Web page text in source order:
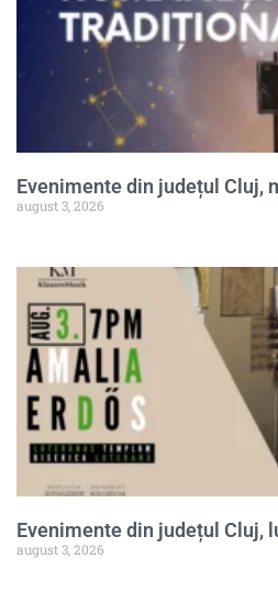
Evenimente din județul Cluj,
august 3, 2026
Evenimente din județul Cluj,
august 3, 2026